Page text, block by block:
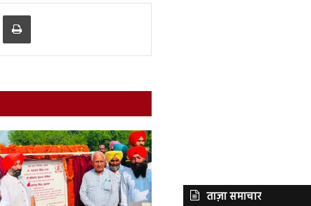
via Email Print
ताज़ा समाचार